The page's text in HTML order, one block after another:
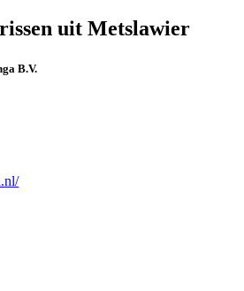
uit Metslawier
B.V.